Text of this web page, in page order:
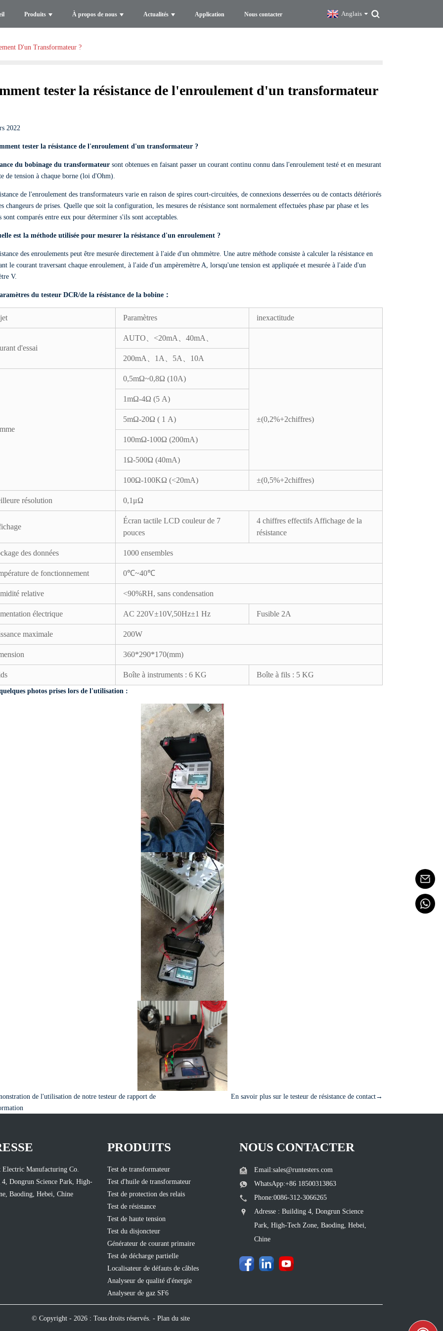
Produits À propos de nous Actualités Application Nous contacter Anglais
D'un Transformateur ?
tester la résistance de l'enroulement d'un transformateur
2022
tester la résistance de l'enroulement d'un transformateur ?
du bobinage du transformateur sont obtenues en faisant passer un courant continu connu dans l'enroulement testé et en mesurant
de tension à chaque borne (loi d'Ohm).
de l'enroulement des transformateurs varie en raison de spires court-circuitées, de connexions desserrées ou de contacts détériorés
changeurs de prises. Quelle que soit la configuration, les mesures de résistance sont normalement effectuées phase par phase et les
sont comparés entre eux pour déterminer s'ils sont acceptables.
est la méthode utilisée pour mesurer la résistance d'un enroulement ?
des enroulements peut être mesurée directement à l'aide d'un ohmmètre. Une autre méthode consiste à calculer la résistance en
le courant traversant chaque enroulement, à l'aide d'un ampèremètre A, lorsqu'une tension est appliquée et mesurée à l'aide d'un
V.
du testeur DCR/de la résistance de la bobine：
Paramètres inexactitude
d'essai
AUTO、<20mA、40mA、
200mA、1A、5A、10A
0,5mΩ~0,8Ω (10A)
±(0,2%+2chiffres)
1mΩ-4Ω (5 A)
5mΩ-20Ω ( 1 A)
100mΩ-100Ω (200mA)
1Ω-500Ω (40mA)
100Ω-100KΩ (<20mA) ±(0,5%+2chiffres)
résolution 0,1μΩ
Écran tactile LCD couleur de 7
pouces
4 chiffres effectifs Affichage de la
résistance
des données 1000 ensembles
de fonctionnement 0℃~40℃
relative <90%RH, sans condensation
électrique AC 220V±10V,50Hz±1 Hz Fusible 2A
maximale 200W
360*290*170(mm)
Boîte à instruments : 6 KG Boîte à fils : 5 KG
photos prises lors de l'utilisation :
de l'utilisation de notre testeur de rapport de
En savoir plus sur le testeur de résistance de contact→
Electric Manufacturing Co.
Dongrun Science Park, High-
Baoding, Hebei, Chine
PRODUITS
Test de transformateur
Test d'huile de transformateur
Test de protection des relais
Test de résistance
Test de haute tension
Test du disjoncteur
Générateur de courant primaire
Test de décharge partielle
Localisateur de défauts de câbles
Analyseur de qualité d'énergie
Analyseur de gaz SF6
NOUS CONTACTER
Email:sales@runtesters.com
WhatsApp:+86 18500313863
Phone:0086-312-3066265
Adresse : Building 4, Dongrun Science
Park, High-Tech Zone, Baoding, Hebei,
Chine
© Copyright - 2026 : Tous droits réservés. - Plan du site